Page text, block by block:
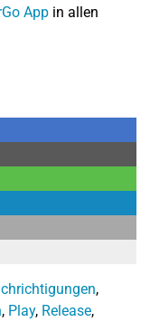
App in allen
,
, Play, Release,